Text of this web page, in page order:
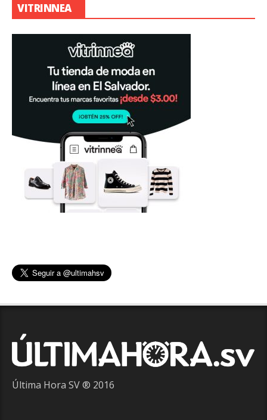
VITRINNEA
Última Hora SV ® 2016